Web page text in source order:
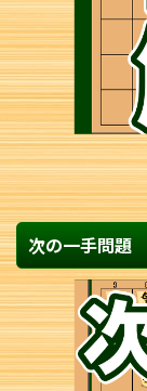
次の一手問題